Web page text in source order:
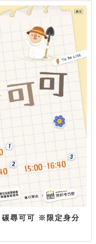
碳尋可可 ※限定身分